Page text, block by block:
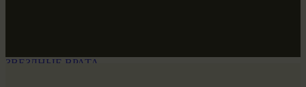
ЗВЕЗДНЫЕ ВРАТА